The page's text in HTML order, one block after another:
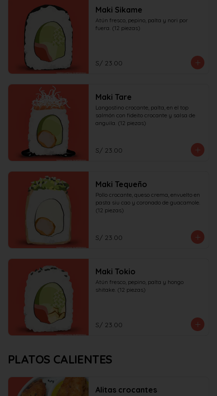
Maki Sikame
Atún fresco, pepino, palta y nori por
fuera. (12 piezas)
S/ 23.00
Maki Tare
Langostino crocante, palta, en el top
salmón con fideito crocante y salsa de
anguila. (12 piezas)
S/ 23.00
Maki Tequeño
Pollo crocante, queso crema, envuelto en
pasta siu cao y coronado de guacamole.
(12 piezas)
S/ 23.00
Maki Tokio
Atún fresco, pepino, palta y hongo
shitake. (12 piezas)
S/ 23.00
PLATOS CALIENTES
Alitas crocantes